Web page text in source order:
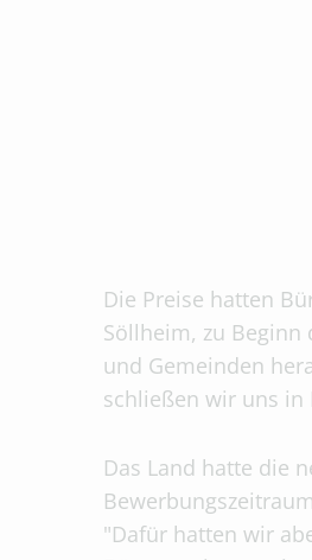
Die Preise hatten
Söllheim, zu Beginn
und Gemeinden
schließen wir uns
Das Land hatte die
"Dafür hatten wir